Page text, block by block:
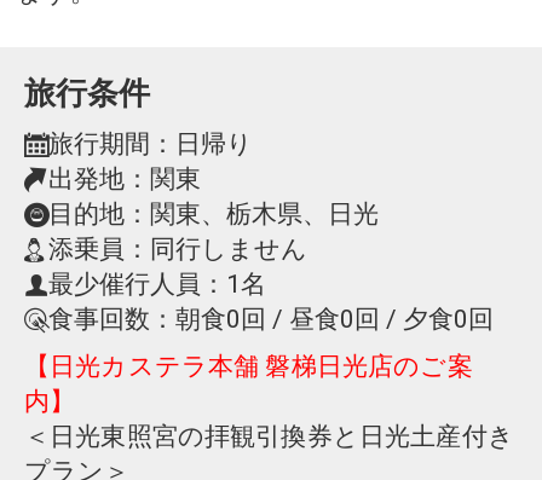
旅行条件
旅行期間：日帰り
出発地：関東
目的地：関東、栃木県、日光
添乗員：同行しません
最少催行人員：1名
食事回数：朝食0回 / 昼食0回 / 夕食0回
【日光カステラ本舗 磐梯日光店のご案
内】
＜日光東照宮の拝観引換券と日光土産付き
プラン＞